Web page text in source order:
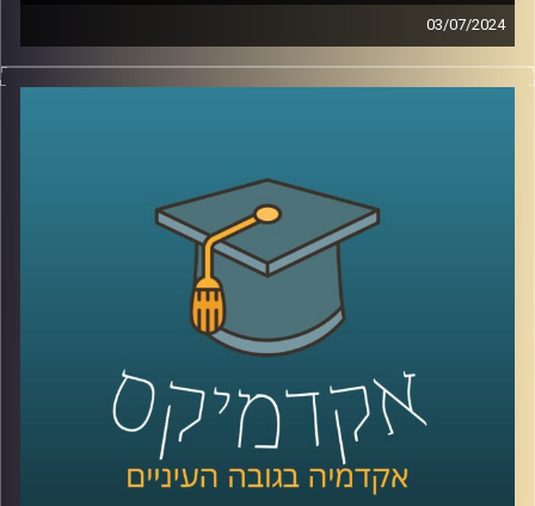
03/07/2024
שוק הרכבים החשמליים בישראל הולך וגדל.
עם ההשפעה של מלחמת חרבות ברזל האטו את קצב כניסת
החשמליות, שככל הנראה היה גדל אפילו יותר השנה הסוללות
הן הרכיב היקר ביותר ברכבים חשמליים, וכולם מנסים לייצר
סוללות מהירות בעלות נמוכה יותר שיוכלו להוריד את מחיר
כדי להבין מה קורה בשוק הזה, אילו חידושים יש ומה האתגרים
הצטרפה אלינו היום ד"ר מיכל וקרט וולקין, משקיעה, ד״ר
בפיזיקה וחומרים, חברת דירקטוריון בחברות ציבוריות